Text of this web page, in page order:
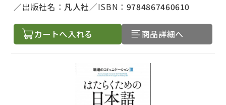
出版社名： 凡人社 ISBN： 9784867460610
カートへ入れる 商品詳細へ